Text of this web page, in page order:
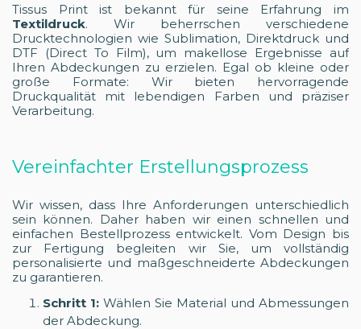
Tissus Print ist bekannt für seine Erfahrung im
Textildruck. Wir beherrschen verschiedene
Drucktechnologien wie Sublimation, Direktdruck und
DTF (Direct To Film), um makellose Ergebnisse auf
Ihren Abdeckungen zu erzielen. Egal ob kleine oder
große Formate: Wir bieten hervorragende
Druckqualität mit lebendigen Farben und präziser
Verarbeitung.
Vereinfachter Erstellungsprozess
Wir wissen, dass Ihre Anforderungen unterschiedlich
sein können. Daher haben wir einen schnellen und
einfachen Bestellprozess entwickelt. Vom Design bis
zur Fertigung begleiten wir Sie, um vollständig
personalisierte und maßgeschneiderte Abdeckungen
zu garantieren.
Schritt 1:Wählen Sie Material und Abmessungen
der Abdeckung.